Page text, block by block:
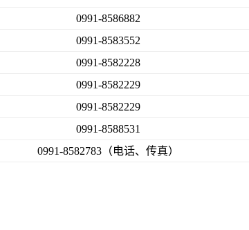
0991-8586882
0991-8583552
0991-8582228
0991-8582229
0991-8582229
0991-8588531
0991-8582783 （电话、传真）